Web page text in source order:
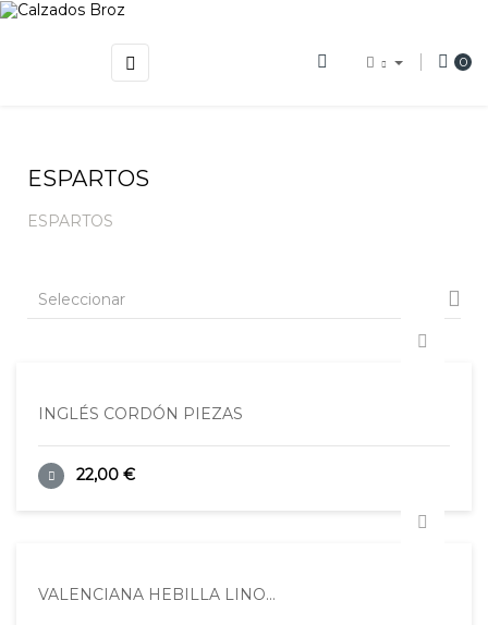
Navegación
de
☰ 0
ESPARTOS
ESPARTOS
Seleccionar 
INGLÉS CORDÓN PIEZAS
22,00 €
VALENCIANA HEBILLA LINO...